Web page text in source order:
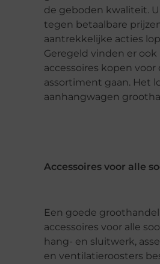
de geboden kwaliteit.
tegen betaalbare
aantrekkelijke acties
Geregeld vinden er
accessoires kopen
assortiment gaan. Het
aanhangwagen
Accessoires voor alle
Een goede
accessoires voor alle
hang- en sluitwerk,
en ventilatieroosters